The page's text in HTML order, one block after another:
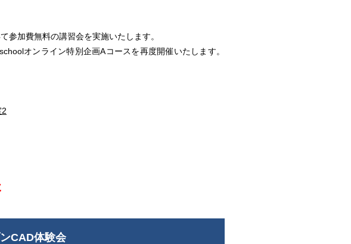
参加費無料の講習会を実施いたします。
オンライン特別企画Aコースを再度開催いたします。
CAD体験会